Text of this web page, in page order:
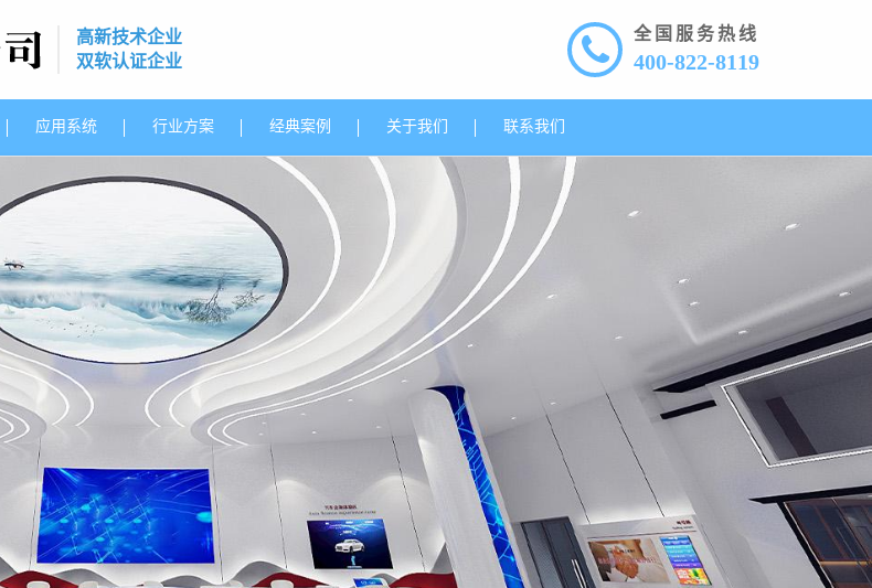
高新技术企业
双软认证企业
全国服务热线
400-822-8119
应用系统 行业方案 经典案例 关于我们 联系我们